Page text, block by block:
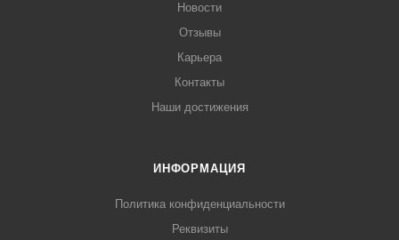
Новости
Отзывы
Карьера
Контакты
Наши достижения
ИНФОРМАЦИЯ
Политика конфиденциальности
Реквизиты